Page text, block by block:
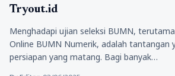
Tryout.id
Menghadapi ujian seleksi BUMN,
Online BUMN Numerik, adalah tantangan
persiapan yang matang. Bagi banyak…